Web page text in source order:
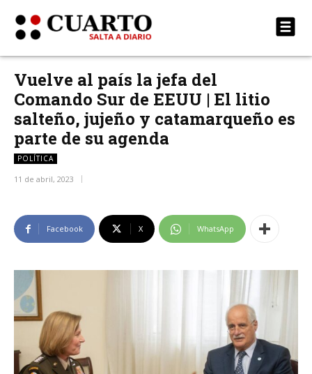
Vuelve al país la jefa del
Comando Sur de EEUU | El litio
salteño, jujeño y catamarqueño es
parte de su agenda
POLÍTICA
11 de abril, 2023
Facebook X WhatsApp